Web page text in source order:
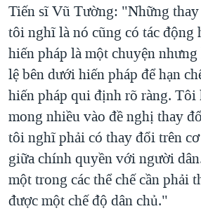
Tiến sĩ Vũ Tường: "Những
tôi nghĩ là nó cũng có tác động
hiến pháp là một chuyện
lệ bên dưới hiến pháp để hạn
hiến pháp qui định rõ ràng.
mong nhiều vào đề nghị thay
tôi nghĩ phải có thay đổi trên
giữa chính quyền với người
một trong các thể chế cần phải
được một chế độ dân chủ."